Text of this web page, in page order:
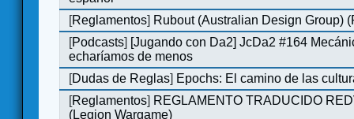
[Reglamentos] Rubout (Australian Design Group)
[Podcasts] [Jugando con Da2] JcDa2 #164
echaríamos de menos
[Dudas de Reglas] Epochs: El camino de las
[Reglamentos] REGLAMENTO TRADUCIDO
(Legion Wargame)